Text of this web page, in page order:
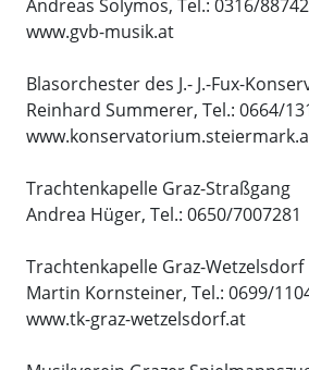
Andreas Solymos, Tel.: 0316/
www.gvb-musik.at
Blasorchester des J.- J.-Fux-
Reinhard Summerer, Tel.: 0664/
Trachtenkapelle Graz-Straßgang
Andrea Hüger, Tel.: 0650/7007281
Trachtenkapelle Graz-Wetzelsdorf
Martin Kornsteiner, Tel.: 0699/
www.tk-graz-wetzelsdorf.at